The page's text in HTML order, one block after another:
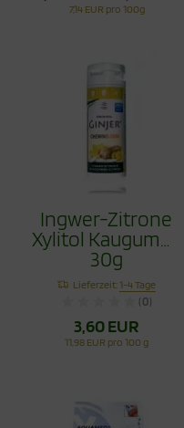
7,14 EUR pro 100g
Ingwer-Zitrone
Xylitol Kaugummi
30g
Lieferzeit:1-4 Tage
(0)
3,60 EUR
11,98 EUR pro 100 g